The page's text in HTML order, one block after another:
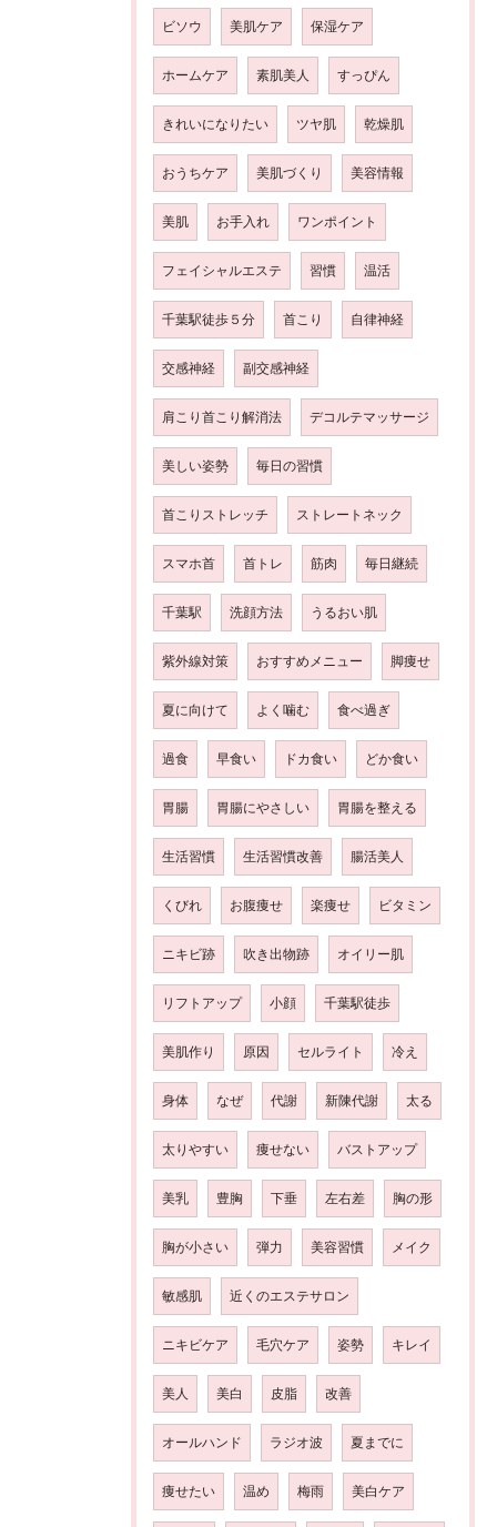
ビソウ 美肌ケア 保湿ケア
ホームケア 素肌美人 すっぴん
きれいになりたい ツヤ肌 乾燥肌
おうちケア 美肌づくり 美容情報
美肌 お手入れ ワンポイント
フェイシャルエステ 習慣 温活
千葉駅徒歩５分 首こり 自律神経
交感神経 副交感神経
肩こり首こり解消法 デコルテマッサージ
美しい姿勢 毎日の習慣
首こりストレッチ ストレートネック
スマホ首 首トレ 筋肉 毎日継続
千葉駅 洗顔方法 うるおい肌
紫外線対策 おすすめメニュー 脚痩せ
夏に向けて よく噛む 食べ過ぎ
過食 早食い ドカ食い どか食い
胃腸 胃腸にやさしい 胃腸を整える
生活習慣 生活習慣改善 腸活美人
くびれ お腹痩せ 楽痩せ ビタミン
ニキビ跡 吹き出物跡 オイリー肌
リフトアップ 小顔 千葉駅徒歩
美肌作り 原因 セルライト 冷え
身体 なぜ 代謝 新陳代謝 太る
太りやすい 痩せない バストアップ
美乳 豊胸 下垂 左右差 胸の形
胸が小さい 弾力 美容習慣 メイク
敏感肌 近くのエステサロン
ニキビケア 毛穴ケア 姿勢 キレイ
美人 美白 皮脂 改善
オールハンド ラジオ波 夏までに
痩せたい 温め 梅雨 美白ケア